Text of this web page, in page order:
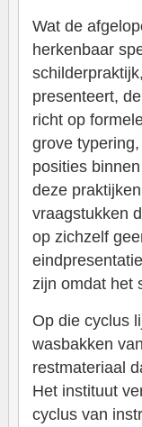
Wat de
herkenbaar
presenteert,
richt op
grove
posities
deze
vraagstukken
op zichzelf
zijn omdat het
Op die cyclus
wasbakken
restmateriaal
Het instituut
cyclus van